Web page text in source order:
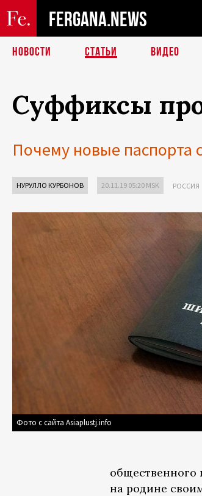
FERGANA.NEWS
НОВОСТИ СТАТЬИ ВИДЕО
Суффиксы
Почему новые
НУРУЛЛО КУРБОНОВ 20.11.19 05:20 MSK РОССИЯ
Фото с сайта Asiaplustj.info
общественного
на родине